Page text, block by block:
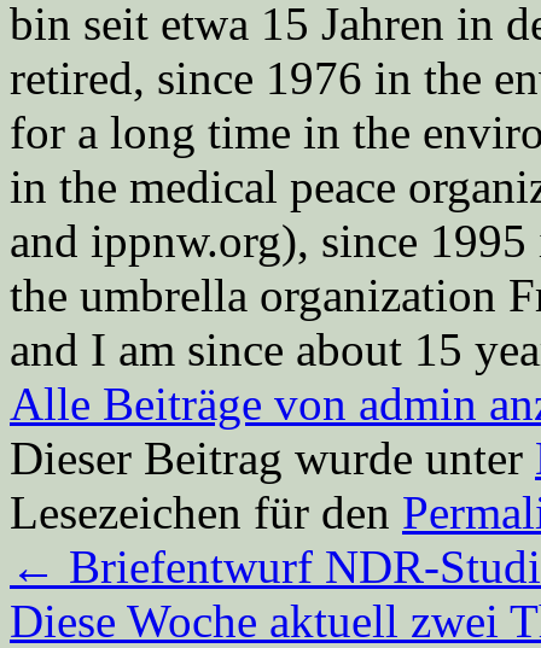
bin seit etwa 15 Jahren in
retired, since 1976 in the
for a long time in the
in the medical peace
and ippnw.org), since
the umbrella organization
and I am since about 15
Alle Beiträge von admin
Dieser Beitrag wurde unter
Lesezeichen für den
← Briefentwurf NDR-
Diese Woche aktuell zwei